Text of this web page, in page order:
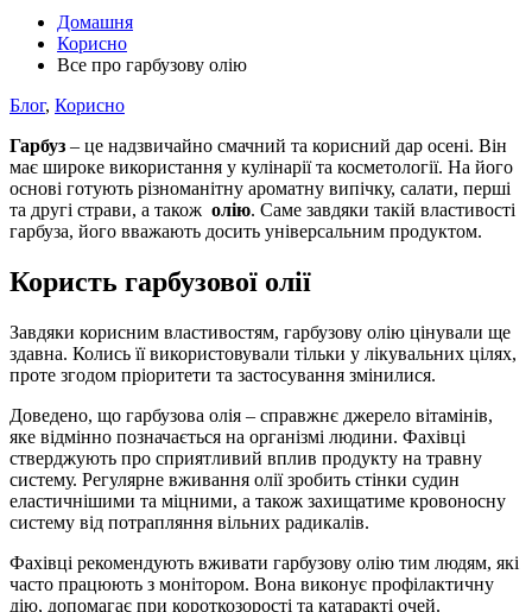
Домашня
Корисно
Все про гарбузову олію
Блог, Корисно
Гарбуз – це надзвичайно смачний та корисний дар осені. Він
має широке використання у кулінарії та косметології. На його
основі готують різноманітну ароматну випічку, салати, перші
та другі страви, а також олію. Саме завдяки такій властивості
гарбуза, його вважають досить універсальним продуктом.
Користь гарбузової олії
Завдяки корисним властивостям, гарбузову олію цінували ще
здавна. Колись її використовували тільки у лікувальних цілях,
проте згодом пріоритети та застосування змінилися.
Доведено, що гарбузова олія – справжнє джерело вітамінів,
яке відмінно позначається на організмі людини. Фахівці
стверджують про сприятливий вплив продукту на травну
систему. Регулярне вживання олії зробить стінки судин
еластичнішими та міцними, а також захищатиме кровоносну
систему від потрапляння вільних радикалів.
Фахівці рекомендують вживати гарбузову олію тим людям, які
часто працюють з монітором. Вона виконує профілактичну
дію, допомагає при короткозорості та катаракті очей.